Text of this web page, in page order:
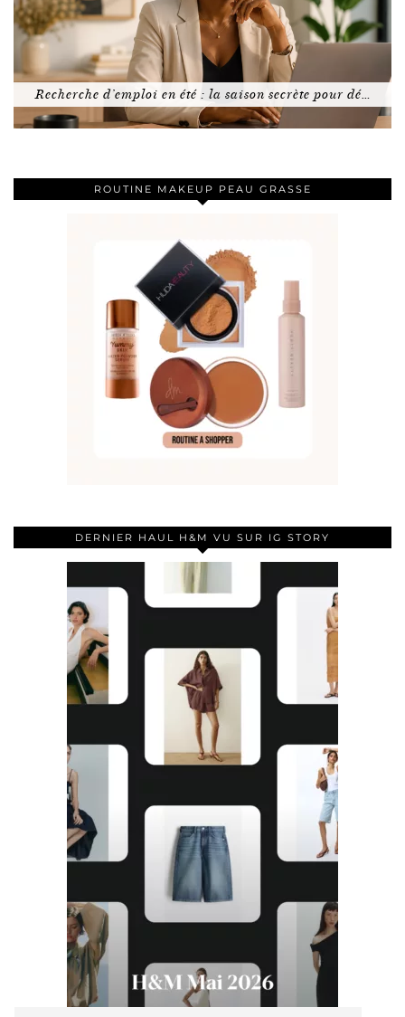
Recherche d’emploi en été : la saison secrète pour dé…
ROUTINE MAKEUP PEAU GRASSE
DERNIER HAUL H&M VU SUR IG STORY